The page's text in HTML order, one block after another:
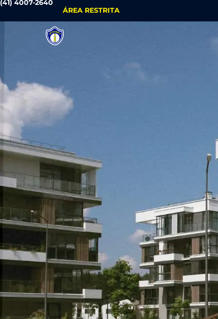
(41) 4007-2640
ÁREA RESTRITA